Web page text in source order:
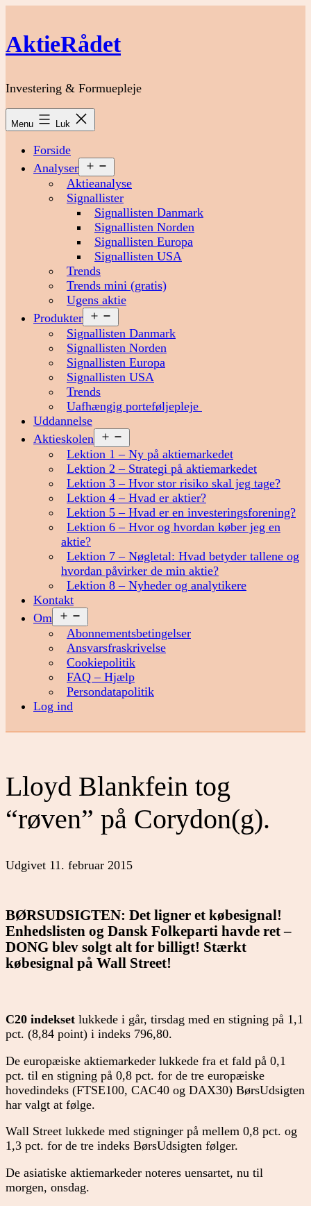
indhold
AktieRådet
Investering & Formuepleje
Menu Luk
Forside
Analyser
menu
Aktieanalyse
Signallister
Signallisten Danmark
Signallisten Norden
Signallisten Europa
Signallisten USA
Trends
Trends mini (gratis)
Ugens aktie
Produkter
menu
Signallisten Danmark
Signallisten Norden
Signallisten Europa
Signallisten USA
Trends
Uafhængig porteføljepleje
Uddannelse
Aktieskolen
menu
Lektion 1 – Ny på aktiemarkedet
Lektion 2 – Strategi på aktiemarkedet
Lektion 3 – Hvor stor risiko skal jeg tage?
Lektion 4 – Hvad er aktier?
Lektion 5 – Hvad er en investeringsforening?
Lektion 6 – Hvor og hvordan køber jeg en
aktie?
Lektion 7 – Nøgletal: Hvad betyder tallene og
hvordan påvirker de min aktie?
Lektion 8 – Nyheder og analytikere
Kontakt
Om
menu
Abonnementsbetingelser
Ansvarsfraskrivelse
Cookiepolitik
FAQ – Hjælp
Persondatapolitik
Log ind
Lloyd Blankfein tog
“røven” på Corydon(g).
Udgivet 11. februar 2015
BØRSUDSIGTEN: Det ligner et købesignal!
Enhedslisten og Dansk Folkeparti havde ret –
DONG blev solgt alt for billigt! Stærkt
købesignal på Wall Street!
C20 indekset lukkede i går, tirsdag med en stigning på 1,1
pct. (8,84 point) i indeks 796,80.
De europæiske aktiemarkeder lukkede fra et fald på 0,1
pct. til en stigning på 0,8 pct. for de tre europæiske
hovedindeks (FTSE100, CAC40 og DAX30) BørsUdsigten
har valgt at følge.
Wall Street lukkede med stigninger på mellem 0,8 pct. og
1,3 pct. for de tre indeks BørsUdsigten følger.
De asiatiske aktiemarkeder noteres uensartet, nu til
morgen, onsdag.